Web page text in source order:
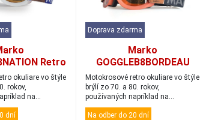
Retro
B8 Nation
okuliare vo štýle
rokov,
na
dní
Doprava zdarma
Marko
GOGGLEB8BORDEAU
Retro okuliare B8 orange
Motokrosové retro okuliare vo štýle
brýlí zo 70. a 80. rokov,
používaných napríklad na
pôvodných záv...
Na odber do 20 dní